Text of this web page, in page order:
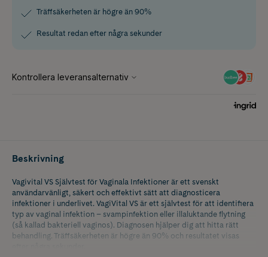
Träffsäkerheten är högre än 90%
Resultat redan efter några sekunder
Beskrivning
Vagivital VS Självtest för Vaginala Infektioner är ett svenskt
användarvänligt, säkert och effektivt sätt att diagnosticera
infektioner i underlivet. VagiVital VS är ett självtest för att identifiera
typ av vaginal infektion – svampinfektion eller illaluktande flytning
(så kallad bakteriell vaginos). Diagnosen hjälper dig att hitta rätt
behandling. Träffsäkerheten är högre än 90% och resultatet visas